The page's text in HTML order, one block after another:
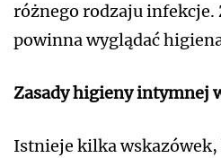
różnego rodzaju infekcje.
powinna wyglądać
Zasady higieny intymnej
Istnieje kilka